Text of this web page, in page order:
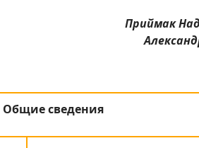
Приймак
Общие сведения